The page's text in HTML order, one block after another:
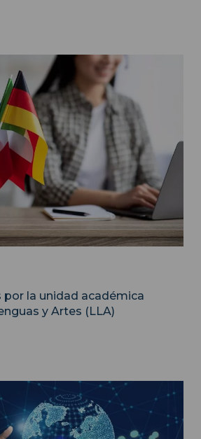
unidad académica Humanidades,
">
por la unidad académica
y Artes (LLA)
Economía, Historia,
">